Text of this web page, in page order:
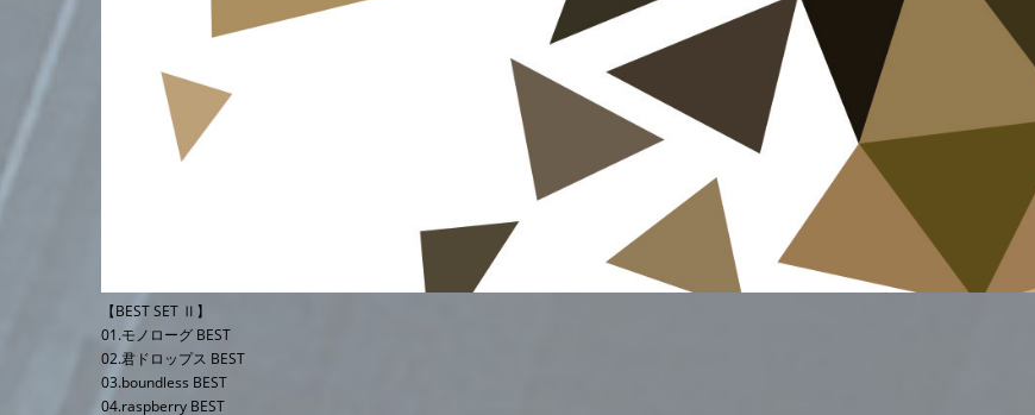
【BEST SET Ⅱ】
01.モノローグ BEST
02.君ドロップス BEST
03.boundless BEST
04.raspberry BEST